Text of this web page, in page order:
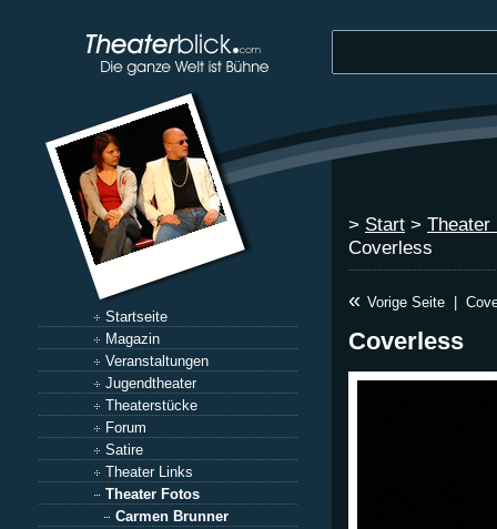
Startseite
Magazin
Veranstaltungen
Jugendtheater
Theaterstücke
Forum
Satire
Theater Links
Theater Fotos
Carmen Brunner
> Start > Theater
Coverless
« Vorige Seite
Coverless